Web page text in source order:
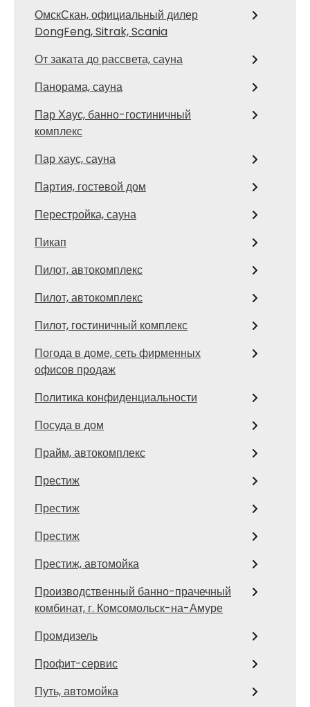
ОмскСкан, официальный дилер
DongFeng, Sitrak, Scania
От заката до рассвета, сауна
Панорама, сауна
Пар Хаус, банно-гостиничный
комплекс
Пар хаус, сауна
Партия, гостевой дом
Перестройка, сауна
Пикап
Пилот, автокомплекс
Пилот, автокомплекс
Пилот, гостиничный комплекс
Погода в доме, сеть фирменных
офисов продаж
Политика конфиденциальности
Посуда в дом
Прайм, автокомплекс
Престиж
Престиж
Престиж
Престиж, автомойка
Производственный банно-прачечный
комбинат, г. Комсомольск-на-Амуре
Промдизель
Профит-сервис
Путь, автомойка